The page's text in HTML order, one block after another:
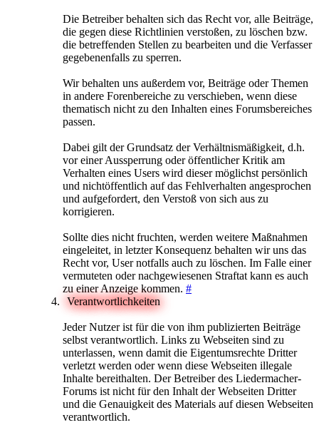
Die Betreiber behalten sich das Recht vor, alle Beiträge,
die gegen diese Richtlinien verstoßen, zu löschen bzw.
die betreffenden Stellen zu bearbeiten und die Verfasser
gegebenenfalls zu sperren.
Wir behalten uns außerdem vor, Beiträge oder Themen
in andere Forenbereiche zu verschieben, wenn diese
thematisch nicht zu den Inhalten eines Forumsbereiches
passen.
Dabei gilt der Grundsatz der Verhältnismäßigkeit, d.h.
vor einer Aussperrung oder öffentlicher Kritik am
Verhalten eines Users wird dieser möglichst persönlich
und nichtöffentlich auf das Fehlverhalten angesprochen
und aufgefordert, den Verstoß von sich aus zu
korrigieren.
Sollte dies nicht fruchten, werden weitere Maßnahmen
eingeleitet, in letzter Konsequenz behalten wir uns das
Recht vor, User notfalls auch zu löschen. Im Falle einer
vermuteten oder nachgewiesenen Straftat kann es auch
zu einer Anzeige kommen. #
Verantwortlichkeiten
Jeder Nutzer ist für die von ihm publizierten Beiträge
selbst verantwortlich. Links zu Webseiten sind zu
unterlassen, wenn damit die Eigentumsrechte Dritter
verletzt werden oder wenn diese Webseiten illegale
Inhalte bereithalten. Der Betreiber des Liedermacher-
Forums ist nicht für den Inhalt der Webseiten Dritter
und die Genauigkeit des Materials auf diesen Webseiten
verantwortlich.